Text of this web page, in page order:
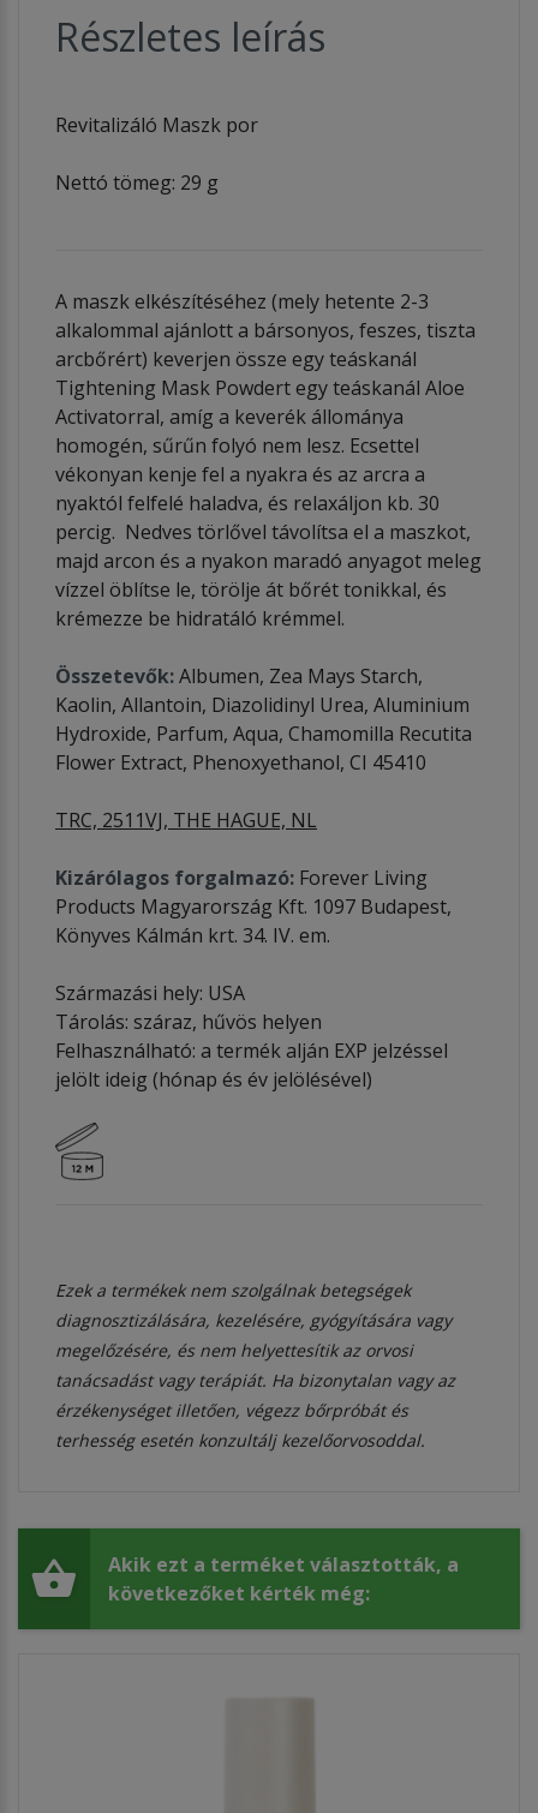
Részletes leírás
Revitalizáló Maszk por
Nettó tömeg: 29 g
A maszk elkészítéséhez (mely hetente 2-3
alkalommal ajánlott a bársonyos, feszes, tiszta
arcbőrért) keverjen össze egy teáskanál
Tightening Mask Powdert egy teáskanál Aloe
Activatorral, amíg a keverék állománya
homogén, sűrűn folyó nem lesz. Ecsettel
vékonyan kenje fel a nyakra és az arcra a
nyaktól felfelé haladva, és relaxáljon kb. 30
percig. Nedves törlővel távolítsa el a maszkot,
majd arcon és a nyakon maradó anyagot meleg
vízzel öblítse le, törölje át bőrét tonikkal, és
krémezze be hidratáló krémmel.
Összetevők:Albumen, Zea Mays Starch,
Kaolin, Allantoin, Diazolidinyl Urea, Aluminium
Hydroxide, Parfum, Aqua, Chamomilla Recutita
Flower Extract, Phenoxyethanol, CI 45410
TRC, 2511VJ, THE HAGUE, NL
Kizárólagos forgalmazó: Forever Living
Products Magyarország Kft. 1097 Budapest,
Könyves Kálmán krt. 34. IV. em.
Származási hely: USA
Tárolás: száraz, hűvös helyen
Felhasználható: a termék alján EXP jelzéssel
jelölt ideig (hónap és év jelölésével)
Ezek a termékek nem szolgálnak betegségek
diagnosztizálására, kezelésére, gyógyítására vagy
megelőzésére, és nem helyettesítik az orvosi
tanácsadást vagy terápiát. Ha bizonytalan vagy az
érzékenységet illetően, végezz bőrpróbát és
terhesség esetén konzultálj kezelőorvosoddal.
Akik ezt a terméket választották, a
következőket kérték még: